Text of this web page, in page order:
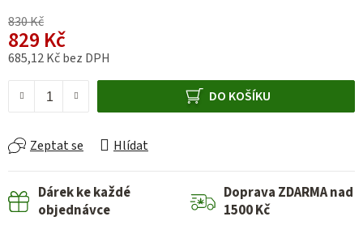
830 Kč
829 Kč
685,12 Kč bez DPH
DO KOŠÍKU
Zeptat se Hlídat
Dárek ke každé
objednávce
Doprava ZDARMA nad
1500 Kč